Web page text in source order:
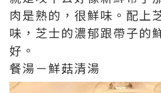
肉是熟的，很鮮味。配上
味，芝士的濃郁跟帶子的
好。
餐湯－鮮菇清湯